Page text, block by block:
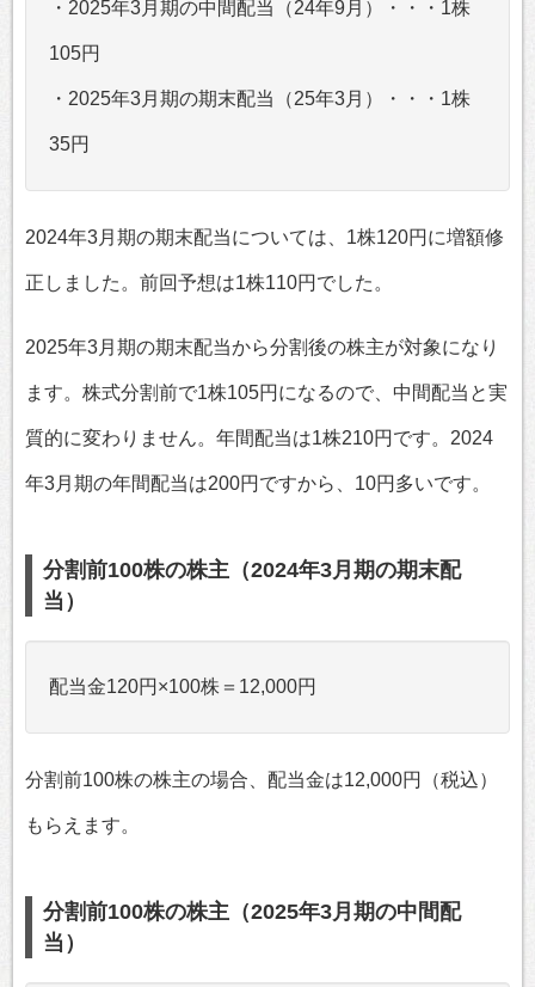
・2025年3月期の中間配当（24年9月）・・・1株
105円
・2025年3月期の期末配当（25年3月）・・・1株
35円
2024年3月期の期末配当については、1株120円に増額修
正しました。前回予想は1株110円でした。
2025年3月期の期末配当から分割後の株主が対象になり
ます。株式分割前で1株105円になるので、中間配当と実
質的に変わりません。年間配当は1株210円です。2024
年3月期の年間配当は200円ですから、10円多いです。
分割前100株の株主（2024年3月期の期末配
当）
配当金120円×100株＝12,000円
分割前100株の株主の場合、配当金は12,000円（税込）
もらえます。
分割前100株の株主（2025年3月期の中間配
当）